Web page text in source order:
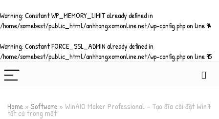
Warning: Constant WP_MEMORY_LIMIT already defined in
/home/somebest/public_html/anhhangxomonline.net/wp-config.phpon line94
Warning: Constant FORCE_SSL_ADMIN already defined in
/home/somebest/public_html/anhhangxomonline.net/wp-config.phpon line95
Home » Software » WinAIO Maker Professional – Tạo đĩa cài đặt Win7
tất cả trong một